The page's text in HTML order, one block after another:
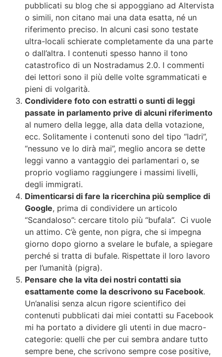
pubblicati su blog che si appoggiano ad Altervista
o simili, non citano mai una data esatta, né un
riferimento preciso. In alcuni casi sono testate
ultra-locali schierate completamente da una parte
o dall’altra. I contenuti spesso hanno il tono
catastrofico di un Nostradamus 2.0. I commenti
dei lettori sono il più delle volte sgrammaticati e
pieni di volgarità.
Condividere foto con estratti o sunti di leggi
passate in parlamento prive di alcuni riferimento
al numero della legge, alla data della votazione,
ecc. Solitamente i contenuti sono del tipo “ladri”,
“nessuno ve lo dirà mai”, meglio ancora se dette
leggi vanno a vantaggio dei parlamentari o, se
proprio vogliamo raggiungere i massimi livelli,
degli immigrati.
Dimenticarsi di fare la ricerchina più semplice di
Google, prima di condividere un articolo
“Scandaloso”: cercare titolo più “bufala”. Ci vuole
un attimo. C’è gente, non pigra, che si impegna
giorno dopo giorno a svelare le bufale, a spiegare
perché si tratta di bufale. Rispettate il loro lavoro
per l’umanità (pigra).
Pensare che la vita dei nostri contatti sia
esattamente come la descrivono su Facebook.
Un’analisi senza alcun rigore scientifico dei
contenuti pubblicati dai miei contatti su Facebook
mi ha portato a dividere gli utenti in due macro-
categorie: quelli che per cui sembra andare tutto
sempre bene, che scrivono sempre cose positive,